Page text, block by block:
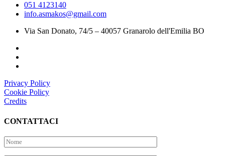
051 4123140
info.asmakos@gmail.com
Via San Donato, 74/5 – 40057 Granarolo dell'Emilia BO
Privacy Policy
Cookie Policy
Credits
CONTATTACI